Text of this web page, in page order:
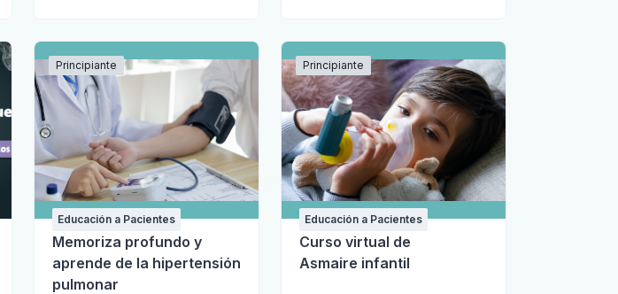
Principiante
Educación a Pacientes
Memoriza profundo y
aprende de la hipertensión
pulmonar
Principiante
Educación a Pacientes
Curso virtual de
Asmaire infantil